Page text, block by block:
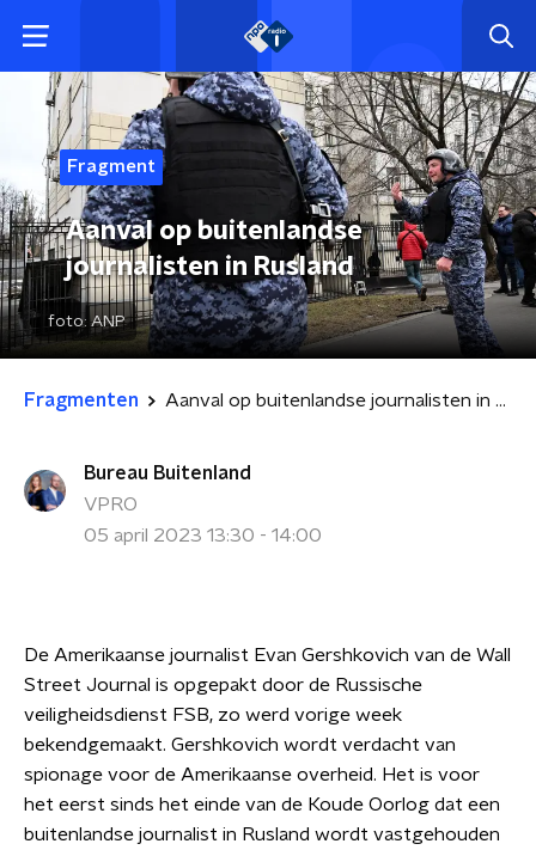
Fragment
Aanval op buitenlandse
journalisten in Rusland
foto:ANP
Fragmenten Aanval op buitenlandse journalisten in Rusland
Bureau Buitenland
VPRO
05 april 2023 13:30 - 14:00
De Amerikaanse journalist Evan Gershkovich van de Wall
Street Journal is opgepakt door de Russische
veiligheidsdienst FSB, zo werd vorige week
bekendgemaakt. Gershkovich wordt verdacht van
spionage voor de Amerikaanse overheid. Het is voor
het eerst sinds het einde van de Koude Oorlog dat een
buitenlandse journalist in Rusland wordt vastgehouden